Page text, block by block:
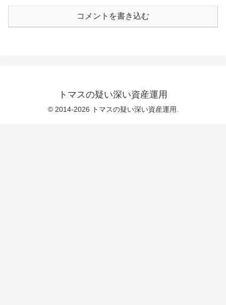
コメントを書き込む
トマスの疑い深い資産運用
© 2014-2026 トマスの疑い深い資産運用.